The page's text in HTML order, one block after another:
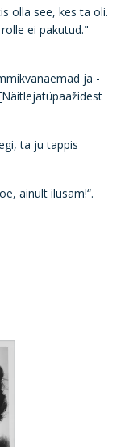
olla see, kes ta oli.
ei pakutud."
ja -
ta ju tappis
ainult ilusam!“.